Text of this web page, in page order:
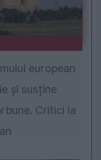
european
și susține
Critici la